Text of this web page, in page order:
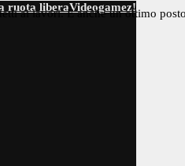
ruota liberaVideogamez!
ai lavori. È anche un ottimo